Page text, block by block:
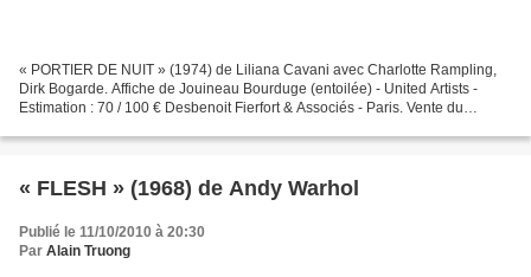
« PORTIER DE NUIT » (1974) de Liliana Cavani avec Charlotte Rampling,
Dirk Bogarde. Affiche de Jouineau Bourduge (entoilée) - United Artists -
Estimation : 70 / 100 € Desbenoit Fierfort & Associés - Paris. Vente du
« FLESH » (1968) de Andy Warhol
Publié le 11/10/2010 à 20:30
Par Alain Truong